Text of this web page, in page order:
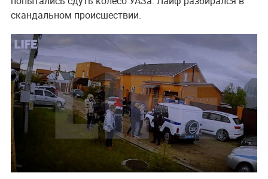
скандальном происшествии.